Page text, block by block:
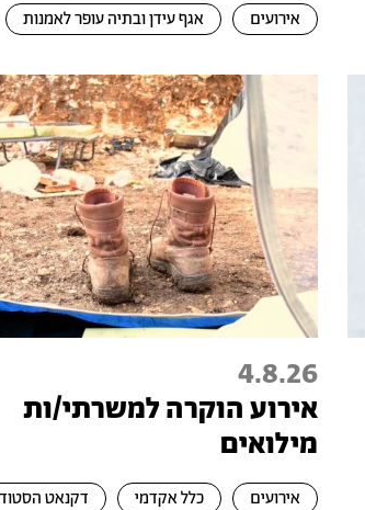
אירועים אגף עידן ובתיה עופר לאמנות
4.8.26
אירוע הוקרה למשרתי/ות
מילואים
אירועים כלל אקדמי דקנאט